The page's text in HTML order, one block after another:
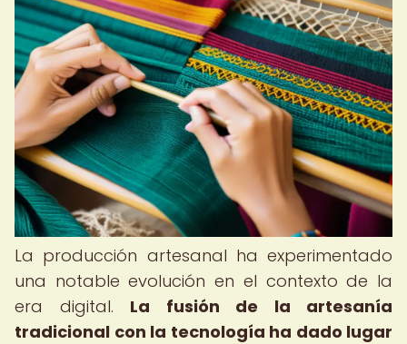
La producción artesanal ha experimentado
una notable evolución en el contexto de la
era digital. La fusión de la artesanía
tradicional con la tecnología ha dado lugar